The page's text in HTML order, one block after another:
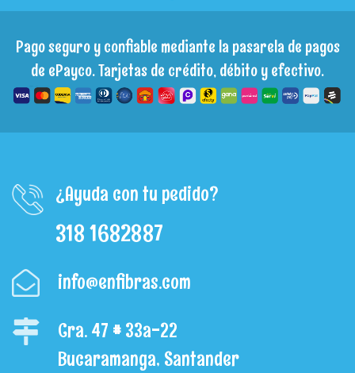
Pago seguro y confiable mediante la pasarela de pagos
de ePayco. Tarjetas de crédito, débito y efectivo.
¿Ayuda con tu pedido?
318 1682887
info@enfibras.com
Cra. 47 # 33a-22
Bucaramanga, Santander